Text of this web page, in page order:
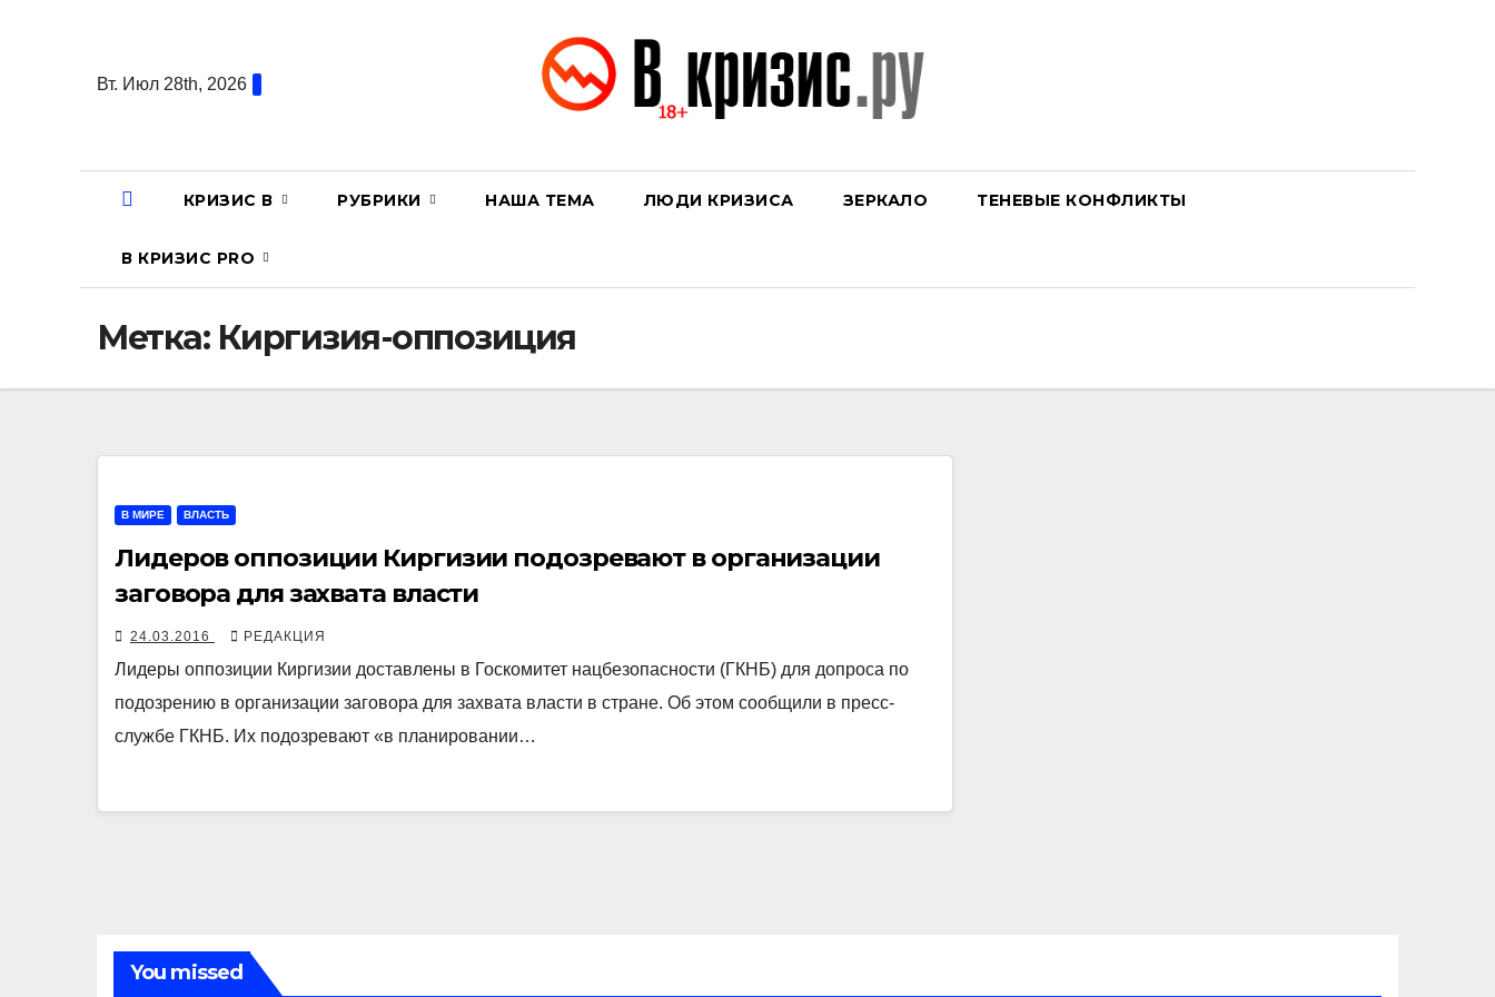
содержаниюВт. Июл 28th, 2026
КРИЗИС В РУБРИКИ НАША ТЕМА ЛЮДИ КРИЗИСА ЗЕРКАЛО ТЕНЕВЫЕ КОНФЛИКТЫ
В КРИЗИС PRO
Метка: Киргизия-оппозиция
В МИРЕ ВЛАСТЬ
Лидеров оппозиции Киргизии подозревают в организации
заговора для захвата власти
24.03.2016 РЕДАКЦИЯ
Лидеры оппозиции Киргизии доставлены в Госкомитет нацбезопасности (ГКНБ) для допроса по
подозрению в организации заговора для захвата власти в стране. Об этом сообщили в пресс-
службе ГКНБ. Их подозревают «в планировании…
You missed